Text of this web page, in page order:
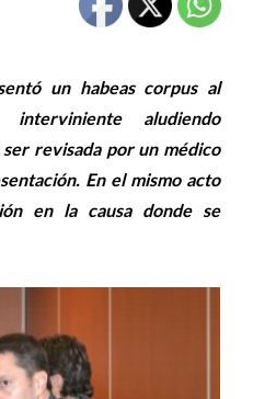
un habeas corpus al
aludiendo
revisada por un médico
En el mismo acto
en la causa donde se